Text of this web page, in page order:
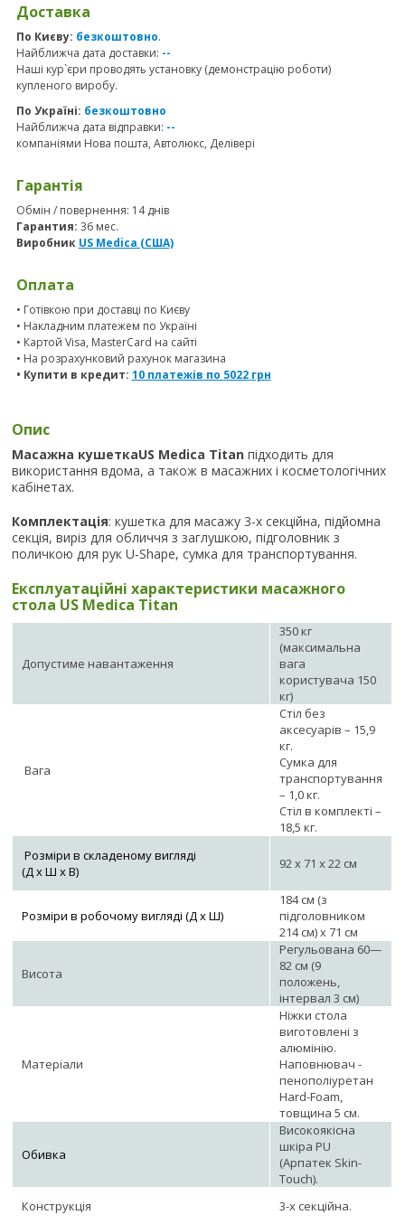
Доставка
По Києву: безкоштовно.
Найближча дата доставки: --
Наші кур`єри проводять установку (демонстрацію роботи)
купленого виробу.
По Україні: безкоштовно
Найближча дата відправки: --
компаніями Нова пошта, Автолюкс, Делівері
Гарантія
Обмін / повернення: 14 днів
Гарантия: 36 мес.
Виробник US Medica (США)
Оплата
• Готівкою при доставці по Києву
• Накладним платежем по Україні
• Картой Visa, MasterCard на сайті
• На розрахунковий рахунок магазина
• Купити в кредит: 10 платежів по 5022 грн
Опис
Масажна кушеткаUS Medica Titanпідходить для
використання вдома, а також в масажних і косметологічних
кабінетах.
Комплектація: кушетка для масажу 3-х секційна, підйомна
секція, виріз для обличчя з заглушкою, підголовник з
поличкою для рук U-Shape, сумка для транспортування.
Експлуатаційні характеристики масажного
стола US Medica Titan
Допустиме навантаження
350 кг
(максимальна
вага
користувача 150
кг)
Вага
Стіл без
аксесуарів – 15,9
кг.
Сумка для
транспортування
– 1,0 кг.
Стіл в комплекті –
18,5 кг.
Розміри в складеному вигляді
(Д х Ш х В)
92 х 71 х 22 см
Розміри в робочому вигляді (Д х Ш)
184 см (з
підголовником
214 см) х 71 см
Висота
Регульована 60—
82 см (9
положень,
інтервал 3 см)
Матеріали
Ніжки стола
виготовлені з
алюмінію.
Наповнювач -
пенополіуретан
Hard-Foam,
товщина 5 см.
Обивка
Високоякісна
шкіра PU
(Арпатек Skin-
Touch).
Конструкція
3-х секційна.